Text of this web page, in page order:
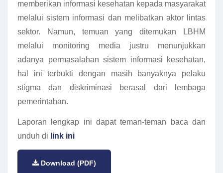
memberikan informasi kesehatan kepada masyarakat
melalui sistem informasi dan melibatkan aktor lintas
sektor. Namun, temuan yang ditemukan LBHM
melalui monitoring media justru menunjukkan
adanya permasalahan sistem informasi kesehatan,
hal ini terbukti dengan masih banyaknya pelaku
stigma dan diskriminasi berasal dari lembaga
pemerintahan.
Laporan lengkap ini dapat teman-teman baca dan
unduh di link ini
Download (PDF)